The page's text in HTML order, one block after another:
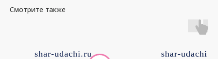
Смотрите также
shar-udachi.ru shar-udachi.ru